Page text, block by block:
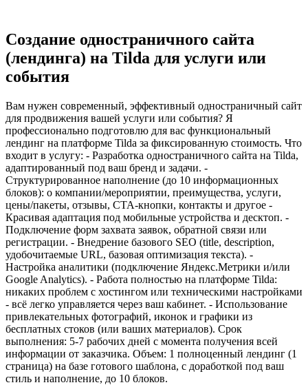
Создание одностраничного сайта
(лендинга) на Tilda для услуги или
события
Вам нужен современный, эффективный одностраничный сайт
для продвижения вашей услуги или события? Я
профессионально подготовлю для вас функциональный
лендинг на платформе Tilda за фиксированную стоимость. Что
входит в услугу: - Разработка одностраничного сайта на Tilda,
адаптированный под ваш бренд и задачи. -
Структурированное наполнение (до 10 информационных
блоков): о компании/мероприятии, преимущества, услуги,
цены/пакеты, отзывы, CTA-кнопки, контакты и другое -
Красивая адаптация под мобильные устройства и десктоп. -
Подключение форм захвата заявок, обратной связи или
регистрации. - Внедрение базового SEO (title, description,
удобочитаемые URL, базовая оптимизация текста). -
Настройка аналитики (подключение Яндекс.Метрики и/или
Google Analytics). - Работа полностью на платформе Tilda:
никаких проблем с хостингом или техническими настройками
- всё легко управляется через ваш кабинет. - Использование
привлекательных фотографий, иконок и графики из
бесплатных стоков (или ваших материалов). Срок
выполнения: 5-7 рабочих дней с момента получения всей
информации от заказчика. Объем: 1 полноценный лендинг (1
страница) на базе готового шаблона, с доработкой под ваш
стиль и наполнение, до 10 блоков.